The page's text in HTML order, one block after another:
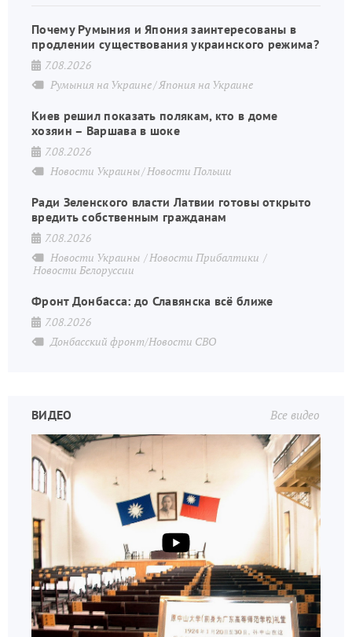
Почему Румыния и Япония заинтересованы в
продлении существования украинского режима?
7.08.2026
Румыния на Украине Япония на Украине
Киев решил показать полякам, кто в доме
хозяин – Варшава в шоке
7.08.2026
Новости Украины Новости Польши
Ради Зеленского власти Латвии готовы открыто
вредить собственным гражданам
7.08.2026
Новости Украины
Новости Прибалтики
Новости Белоруссии
Фронт Донбасса: до Славянска всё ближе
7.08.2026
Донбасский фронт/Новости СВО
Все видео
ВИДЕО